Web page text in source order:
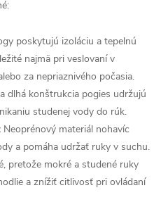
poskytujú izoláciu a tepelnú
najmä pri veslovaní v
za nepriaznivého počasia.
dlhá konštrukcia pogies udržujú
studenej vody do rúk.
Neoprénový materiál nohavíc
a pomáha udržať ruky v suchu.
pretože mokré a studené ruky
a znížiť citlivosť pri ovládaní